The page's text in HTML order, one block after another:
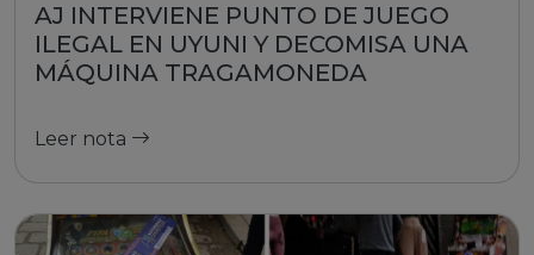
AJ INTERVIENE PUNTO DE JUEGO
ILEGAL EN UYUNI Y DECOMISA UNA
MÁQUINA TRAGAMONEDA
Leer nota